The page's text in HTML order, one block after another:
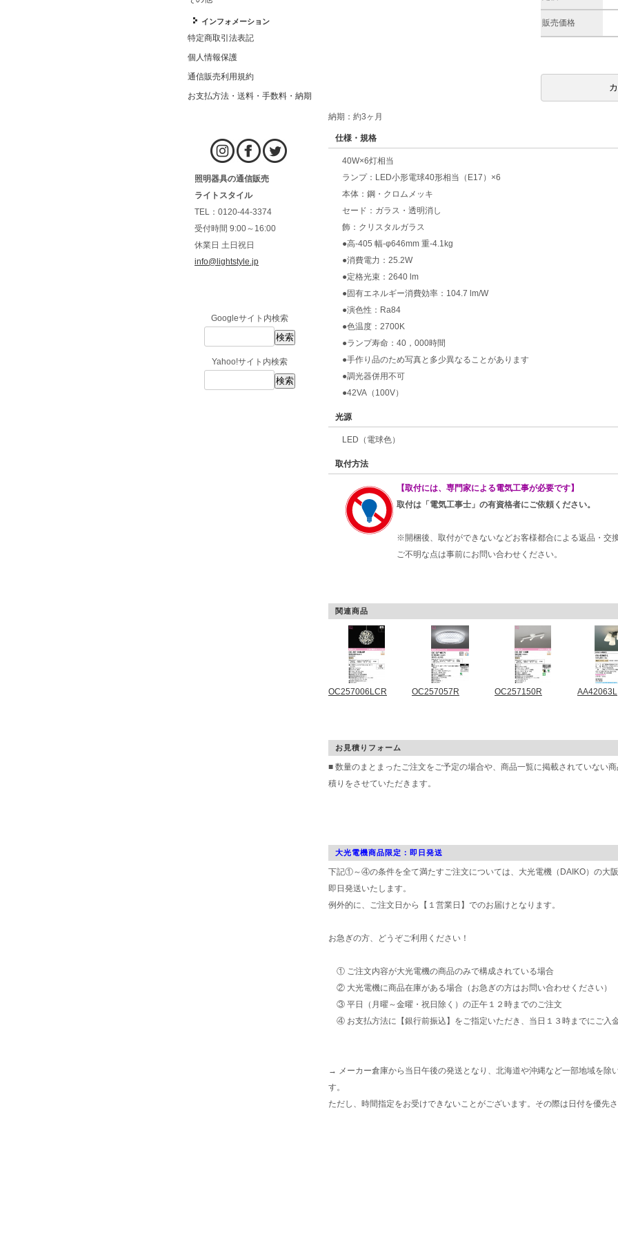
インフォメーション
特定商取引法表記
個人情報保護
通信販売利用規約
お支払方法・送料・手数料・納期
照明器具の通信販売
ライトスタイル
TEL：0120-44-3374
受付時間 9:00～16:00
休業日 土日祝日
info@lightstyle.jp
Googleサイト内検索
Yahoo!サイト内検索
販売価格
納期：約3ヶ月
仕様・規格
40W×6灯相当
ランプ：LED小形電球40形相当（E17）×6
本体：鋼・クロムメッキ
セード：ガラス・透明消し
飾：クリスタルガラス
●高-405 幅-φ646mm 重-4.1kg
●消費電力：25.2W
●定格光束：2640 lm
●固有エネルギー消費効率：104.7 lm/W
●演色性：Ra84
●色温度：2700K
●ランプ寿命：40，000時間
●手作り品のため写真と多少異なることがあります
●調光器併用不可
●42VA（100V）
光源
LED（電球色）
取付方法
【取付には、専門家による電気工事が必要です】
取付は「電気工事士」の有資格者にご依頼ください。
※開梱後、取付ができないなどお客様都合による返品・交
ご不明な点は事前にお問い合わせください。
関連商品
OC257006LCR OC257057R OC257150R AA42063L
お見積りフォーム
■ 数量のまとまったご注文をご予定の場合や、商品一覧に掲載されていない
積りをさせていただきます。
大光電機商品限定：即日発送
下記①～④の条件を全て満たすご注文については、大光電機（DAIKO）の大阪
即日発送いたします。
例外的に、ご注文日から【１営業日】でのお届けとなります。
お急ぎの方、どうぞご利用ください！
① ご注文内容が大光電機の商品のみで構成されている場合
② 大光電機に商品在庫がある場合（お急ぎの方はお問い合わせください）
③ 平日（月曜～金曜・祝日除く）の正午１２時までのご注文
④ お支払方法に【銀行前振込】をご指定いただき、当日１３時までにご入
→ メーカー倉庫から当日午後の発送となり、北海道や沖縄など一部地域を除
す。
ただし、時間指定をお受けできないことがございます。その際は日付を優先さ